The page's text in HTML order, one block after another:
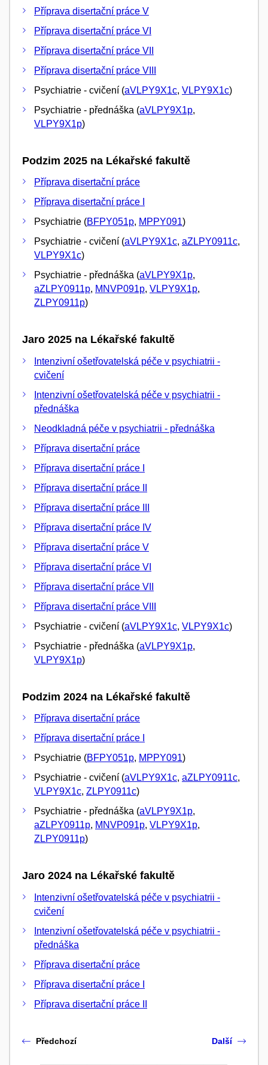
Příprava disertační práce V
Příprava disertační práce VI
Příprava disertační práce VII
Příprava disertační práce VIII
Psychiatrie - cvičení (aVLPY9X1c, VLPY9X1c)
Psychiatrie - přednáška (aVLPY9X1p,
VLPY9X1p)
Podzim 2025 na Lékařské fakultě
Příprava disertační práce
Příprava disertační práce I
Psychiatrie (BFPY051p, MPPY091)
Psychiatrie - cvičení (aVLPY9X1c, aZLPY0911c,
VLPY9X1c)
Psychiatrie - přednáška (aVLPY9X1p,
aZLPY0911p, MNVP091p, VLPY9X1p,
ZLPY0911p)
Jaro 2025 na Lékařské fakultě
Intenzivní ošetřovatelská péče v psychiatrii -
cvičení
Intenzivní ošetřovatelská péče v psychiatrii -
přednáška
Neodkladná péče v psychiatrii - přednáška
Příprava disertační práce
Příprava disertační práce I
Příprava disertační práce II
Příprava disertační práce III
Příprava disertační práce IV
Příprava disertační práce V
Příprava disertační práce VI
Příprava disertační práce VII
Příprava disertační práce VIII
Psychiatrie - cvičení (aVLPY9X1c, VLPY9X1c)
Psychiatrie - přednáška (aVLPY9X1p,
VLPY9X1p)
Podzim 2024 na Lékařské fakultě
Příprava disertační práce
Příprava disertační práce I
Psychiatrie (BFPY051p, MPPY091)
Psychiatrie - cvičení (aVLPY9X1c, aZLPY0911c,
VLPY9X1c, ZLPY0911c)
Psychiatrie - přednáška (aVLPY9X1p,
aZLPY0911p, MNVP091p, VLPY9X1p,
ZLPY0911p)
Jaro 2024 na Lékařské fakultě
Intenzivní ošetřovatelská péče v psychiatrii -
cvičení
Intenzivní ošetřovatelská péče v psychiatrii -
přednáška
Příprava disertační práce
Příprava disertační práce I
Příprava disertační práce II
Předchozí Další